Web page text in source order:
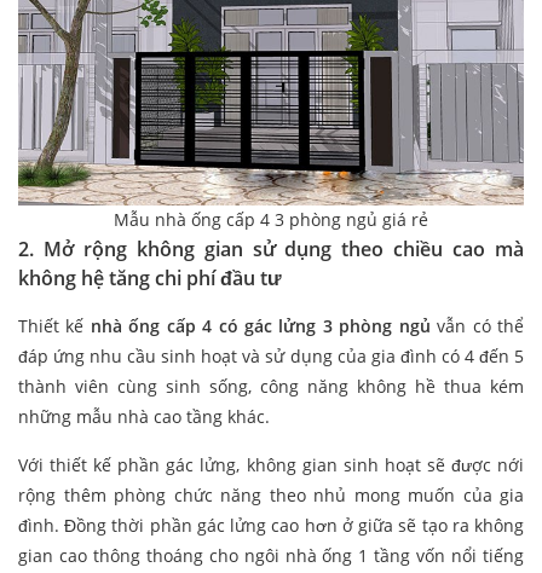
Mẫu nhà ống cấp 4 3 phòng ngủ giá rẻ
2. Mở rộng không gian sử dụng theo chiều cao mà
không hệ tăng chi phí đầu tư
Thiết kế nhà ống cấp 4 có gác lửng 3 phòng ngủ vẫn có thể
đáp ứng nhu cầu sinh hoạt và sử dụng của gia đình có 4 đến 5
thành viên cùng sinh sống, công năng không hề thua kém
những mẫu nhà cao tầng khác.
Với thiết kế phần gác lửng, không gian sinh hoạt sẽ được nới
rộng thêm phòng chức năng theo nhủ mong muốn của gia
đình. Đồng thời phần gác lửng cao hơn ở giữa sẽ tạo ra không
gian cao thông thoáng cho ngôi nhà ống 1 tầng vốn nổi tiếng